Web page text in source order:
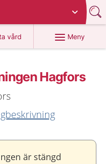
vård
1177.se
Meny
Hagfors
är stängd